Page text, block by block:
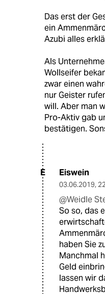
Das erst der
ein
Azubi alles
Als
Wollseifer
zwar einen
nur Geister
will. Aber man
Pro-Aktiv gab
bestätigen.
E Eiswein
03.06.2019,
@Weidle
So so, das
haben Sie
Manchmal
Geld
lassen wir